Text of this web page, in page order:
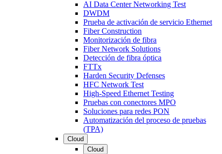
AI Data Center Networking Test
DWDM
Prueba de activación de servicio Ethernet
Fiber Construction
Monitorización de fibra
Fiber Network Solutions
Detección de fibra óptica
FTTx
Harden Security Defenses
HFC Network Test
High-Speed Ethernet Testing
Pruebas con conectores MPO
Soluciones para redes PON
Automatización del proceso de pruebas
(TPA)
Cloud
Cloud